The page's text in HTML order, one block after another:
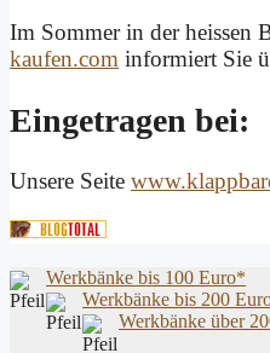
Im Sommer in der heissen
kaufen.com informiert Sie
Eingetragen bei:
Unsere Seite
Werkbänke bis 100 Euro*
Werkbänke bis 200
Werkbänke über